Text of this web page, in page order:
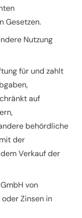
Gesetzen.
Nutzung
für und zahlt
auf
behördliche
der
Verkauf der
von
Zinsen in